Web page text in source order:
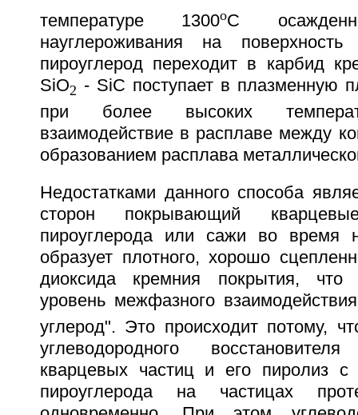
температуре 1300oC
науглероживания на
пироуглерод переходит в карбид
SiO2 - SiC поступает в плазменную
при более высоких
взаимодействие в расплаве между
образованием расплава
Недостатками данного способа
сторон покрывающий
пироуглерода или сажи во время
образует плотного, хорошо
диоксида кремния покрытия, что
уровень межфазного
углерод". Это происходит потому,
углеводородного
кварцевых частиц и его пиролиз с
пироуглерода на частицах